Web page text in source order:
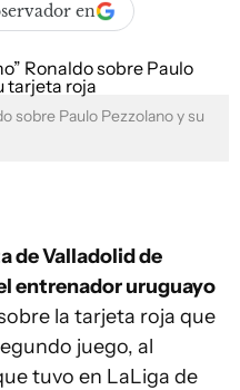
en
sobre Paulo Pezzolano y su
de Valladolid de
entrenador uruguayo
la tarjeta roja que
juego, al
tuvo en LaLiga de